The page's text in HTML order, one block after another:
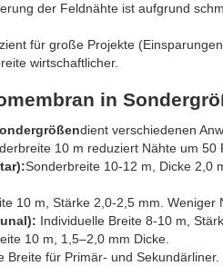
der Feldnähte ist aufgrund
für große Projekte
wirtschaftlicher.
in
dient verschiedenen
10 m reduziert Nähte um 50
Sonderbreite 10-12 m, Dicke 2,0
10 m, Stärke 2,0-2,5 mm. Weniger
Individuelle Breite 8-10 m,
10 m, 1,5–2,0 mm Dicke.
Breite für Primär- und Sekundärliner.